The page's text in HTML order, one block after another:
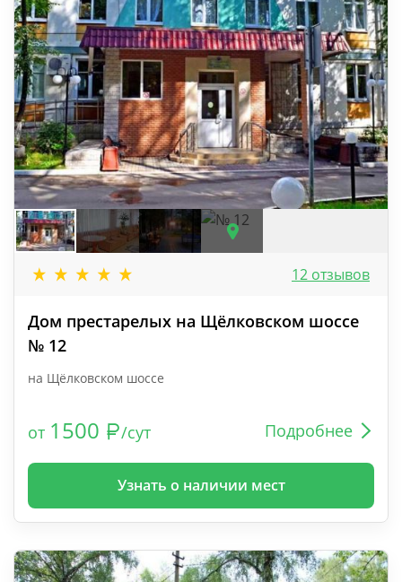
12 отзывов
Дом престарелых на Щёлковском шоссе
№ 12
на Щёлковском шоссе
от 1500 /сут Подробнее
Узнать о наличии мест